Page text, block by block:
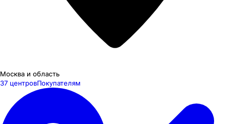
Москва и область
37 центровПокупателям